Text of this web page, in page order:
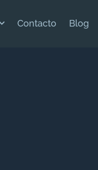
Contacto Blog